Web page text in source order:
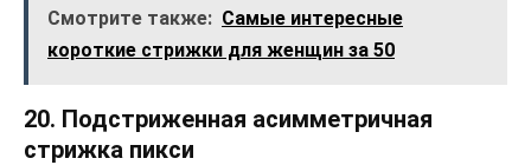
Смотрите также: Самые интересные
короткие стрижки для женщин за 50
20. Подстриженная асимметричная
стрижка пикси